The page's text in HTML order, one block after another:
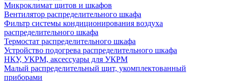
Микроклимат щитов и шкафов
Вентилятор распределительного шкафа
Фильтр системы кондиционирования воздуха
распределительного шкафа
Термостат распределительного шкафа
Устройство подогрева распределительного шкафа
НКУ, УКРМ, аксессуары для УКРМ
Малый распределительный щит, укомплектованный
приборами